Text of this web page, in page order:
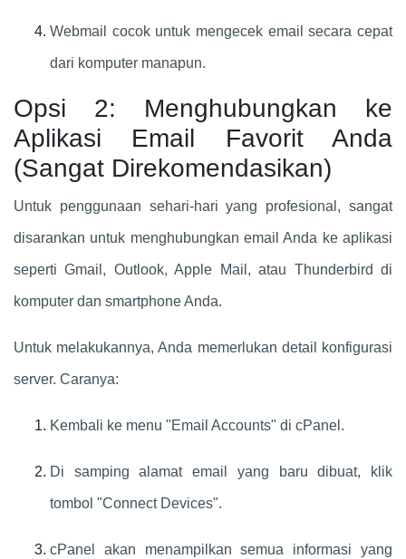
Webmail cocok untuk mengecek email secara cepat
dari komputer manapun.
Opsi 2: Menghubungkan ke
Aplikasi Email Favorit Anda
(Sangat Direkomendasikan)
Untuk penggunaan sehari-hari yang profesional, sangat
disarankan untuk menghubungkan email Anda ke aplikasi
seperti Gmail, Outlook, Apple Mail, atau Thunderbird di
komputer dan smartphone Anda.
Untuk melakukannya, Anda memerlukan detail konfigurasi
server. Caranya:
Kembali ke menu "Email Accounts" di cPanel.
Di samping alamat email yang baru dibuat, klik
tombol "Connect Devices".
cPanel akan menampilkan semua informasi yang